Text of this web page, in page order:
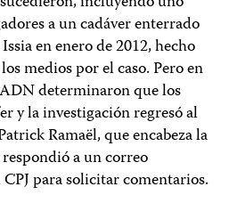
a un cadáver enterrado
en enero de 2012, hecho
medios por el caso. Pero en
determinaron que los
y la investigación regresó al
Ramaël, que encabeza la
a un correo
para solicitar comentarios.